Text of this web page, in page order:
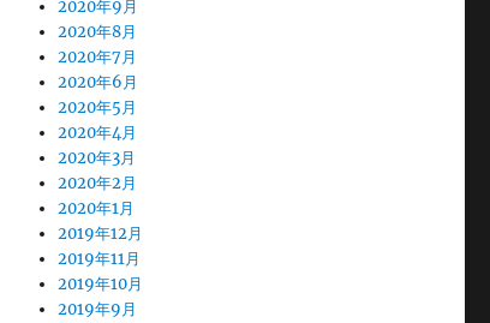
2020年9月
2020年8月
2020年7月
2020年6月
2020年5月
2020年4月
2020年3月
2020年2月
2020年1月
2019年12月
2019年11月
2019年10月
2019年9月